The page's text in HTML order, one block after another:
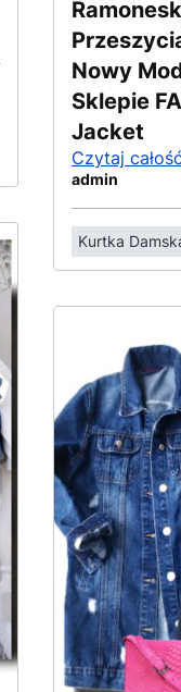
Nowy
Sklepie
Jacket
Czytaj całość
admin
Kurtka